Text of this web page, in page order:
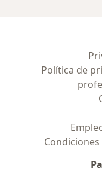
Política de